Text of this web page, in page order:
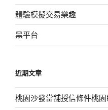
體驗模擬交易樂趣
黑平台
近期文章
桃園沙發當舖授信條件桃